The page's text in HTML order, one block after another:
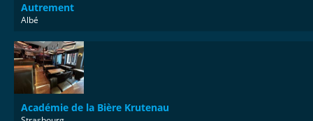
Autrement
Albé
Académie de la Bière Krutenau